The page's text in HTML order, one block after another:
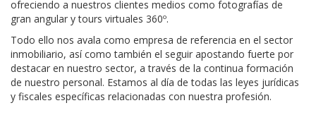
ofreciendo a nuestros clientes medios como fotografías de
gran angular y tours virtuales 360º.
Todo ello nos avala como empresa de referencia en el sector
inmobiliario, así como también el seguir apostando fuerte por
destacar en nuestro sector, a través de la continua formación
de nuestro personal. Estamos al día de todas las leyes jurídicas
y fiscales específicas relacionadas con nuestra profesión.